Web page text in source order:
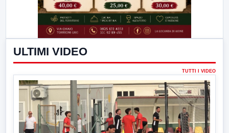
ULTIMI VIDEO
TUTTI I VIDEO